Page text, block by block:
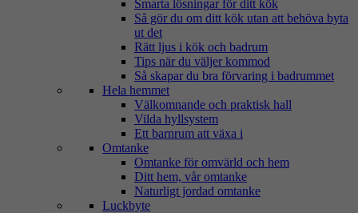
Smarta lösningar för ditt kök
Så gör du om ditt kök utan att behöva byta
ut det
Rätt ljus i kök och badrum
Tips när du väljer kommod
Så skapar du bra förvaring i badrummet
Hela hemmet
Välkomnande och praktisk hall
Vilda hyllsystem
Ett barnrum att växa i
Omtanke
Omtanke för omvärld och hem
Ditt hem, vår omtanke
Naturligt jordad omtanke
Luckbyte